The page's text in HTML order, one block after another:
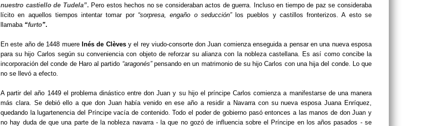
nuestro castiello de Tudela”. Pero estos hechos no se consideraban actos de guerra. Incluso en tiempo de paz se consideraba
lícito en aquellos tiempos intentar tomar por “sorpresa, engaño o seducción”los pueblos y castillos fronterizos. A esto se
llamaba “furto”.
En este año de 1448 muere Inés de Clèves y el rey viudo-consorte don Juan comienza enseguida a pensar en una nueva esposa
para su hijo Carlos según su conveniencia con objeto de reforzar su alianza con la nobleza castellana. Es así como concibe la
incorporación del conde de Haro al partido “aragonés” pensando en un matrimonio de su hijo Carlos con una hija del conde. Lo que
no se llevó a efecto.
A partir del año 1449 el problema dinástico entre don Juan y su hijo el príncipe Carlos comienza a manifestarse de una manera
más clara. Se debió ello a que don Juan había venido en ese año a residir a Navarra con su nueva esposa Juana Enríquez,
quedando la lugartenencia del Príncipe vacía de contenido. Todo el poder de gobierno pasó entonces a las manos de don Juan y
no hay duda de que una parte de la nobleza navarra - la que no gozó de influencia sobre el Príncipe en los años pasados - se